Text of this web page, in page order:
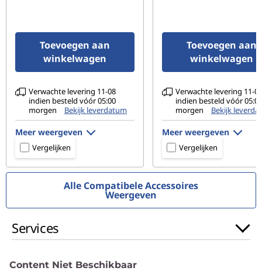
Rechterkant:
USB-A 3.2, Gen 1
Achterkant:
USB-C 3.2 Gen 2 (DisplayPort™ 1.4 en Power Delivery
3.0)
HDMI 2.0
RJ45
Voedingsingang
De overdrachtssnelheden van USB-poorten zijn bij benadering en zijn afhankelijk van
snelheden variëren en zijn mogelijk lager dan verwacht.
Vooraf geïnstalleerde software
Toevoegen aan
winkelwagen
Verwachte levering 11-08
indien besteld vóór 05:00
morgen
Bekijk leverdatum
Meer weergeven
Vergelijken
Toevoegen aan
winkelwagen
Verwachte levering 11-08
indien besteld vóór 05:00
morgen
Bekijk
Meer weergeven
Vergelijken
Alle Compatibele Accessoires
Weergeven
Services
Content Niet Beschikbaar